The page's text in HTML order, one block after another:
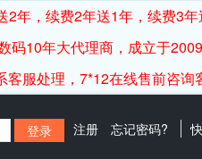
2年，续费2年送1年，续费3
码10年大代理商，成立于
服处理，7*12在线售前咨询
注册 忘记密码?